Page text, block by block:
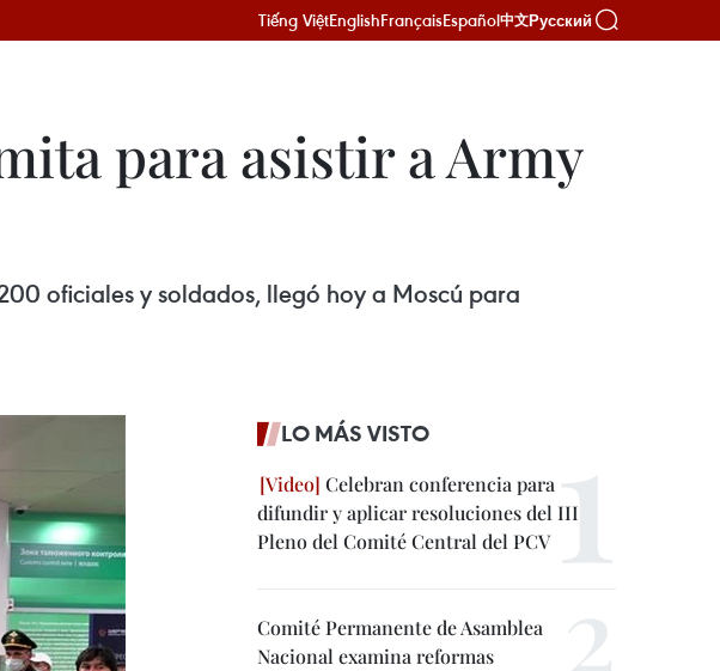
Tiếng ViệtEnglishFrançaisEspañol中文Русский
para asistir a Army
oficiales y soldados, llegó hoy a Moscú para
LO MÁS VISTO
Celebran conferencia para
difundir y aplicar resoluciones del III
Pleno del Comité Central del PCV
Comité Permanente de Asamblea
Nacional examina reformas